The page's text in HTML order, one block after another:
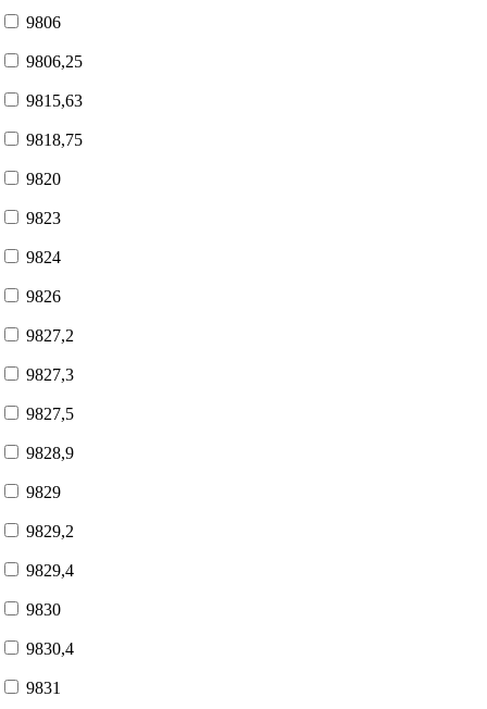
9806
9806,25
9815,63
9818,75
9820
9823
9824
9826
9827,2
9827,3
9827,5
9828,9
9829
9829,2
9829,4
9830
9830,4
9831